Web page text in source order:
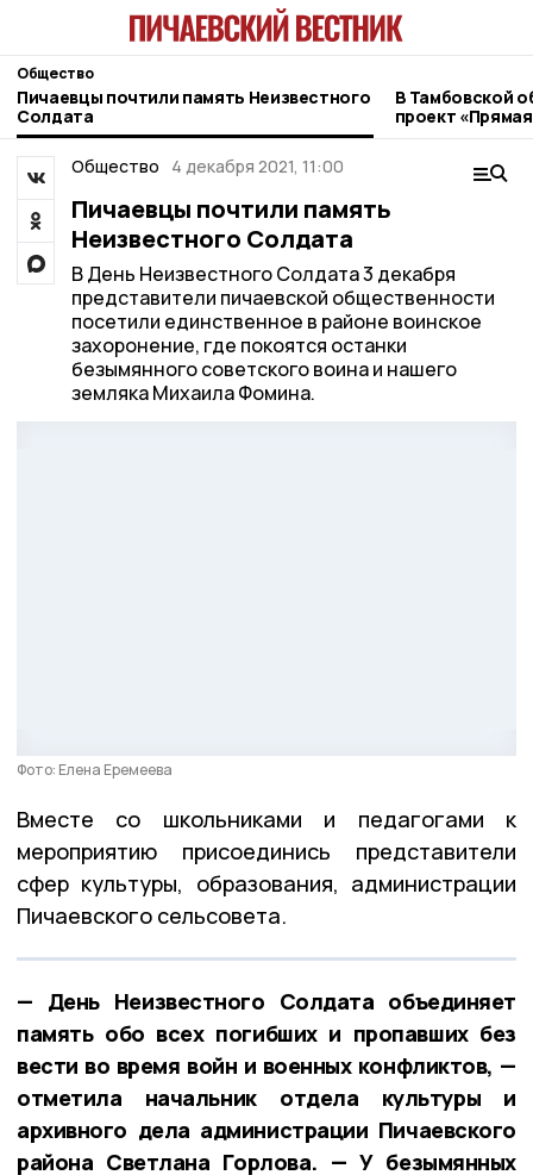
Общество
Пичаевцы почтили память Неизвестного
Солдата
В Тамбовской
проект
ветеранов СВО
Общество
4 декабря 2021, 11:00
Пичаевцы почтили память
Неизвестного Солдата
В День Неизвестного Солдата 3 декабря
представители пичаевской общественности
посетили единственное в районе воинское
захоронение, где покоятся останки
безымянного советского воина и нашего
земляка Михаила Фомина.
Фото: Елена Еремеева
Вместе со школьниками и педагогами к
мероприятию присоединись представители
сфер культуры, образования, администрации
Пичаевского сельсовета.
— День Неизвестного Солдата объединяет
память обо всех погибших и пропавших без
вести во время войн и военных конфликтов, —
отметила начальник отдела культуры и
архивного дела администрации Пичаевского
района Светлана Горлова. — У безымянных